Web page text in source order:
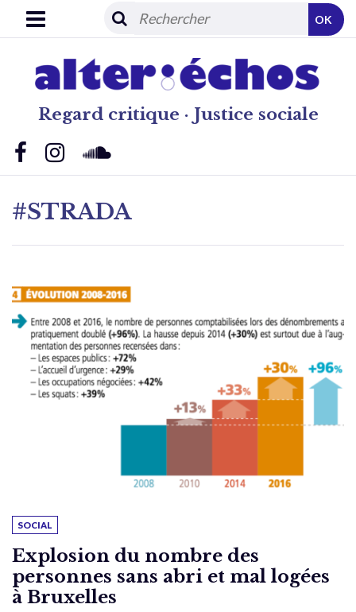
Regard critique · Justice sociale
OK
#STRADA
SOCIAL
Explosion du nombre des
personnes sans abri et mal logées
à Bruxelles